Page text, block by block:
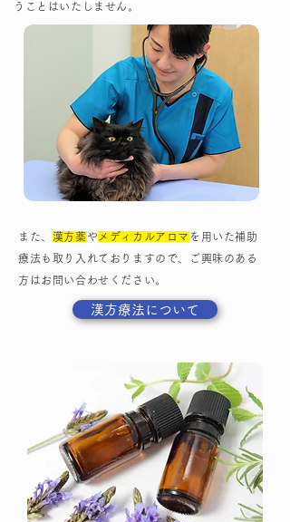
うことはいたしません。
また、 漢方薬 や メディカルアロマ を用いた補助
療法も取り入れておりますので、ご興味のある
方はお問い合わせください。
漢方療法について